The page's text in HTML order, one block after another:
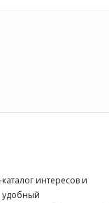
интересов и
удобный